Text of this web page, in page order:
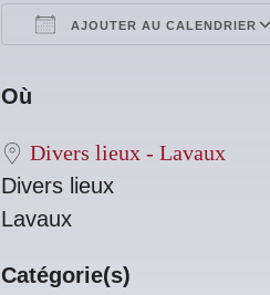
AJOUTER AU CALENDRIER
Où
Divers lieux - Lavaux
Divers lieux
Lavaux
Catégorie(s)